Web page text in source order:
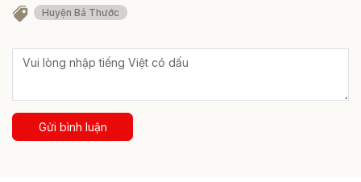
Huyện Bá Thước
Gửi bình luận